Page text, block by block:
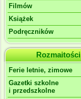
Filmów
Książek
Podręczników
Rozmaitości
Ferie letnie, zimowe
Gazetki szkolne
i przedszkolne